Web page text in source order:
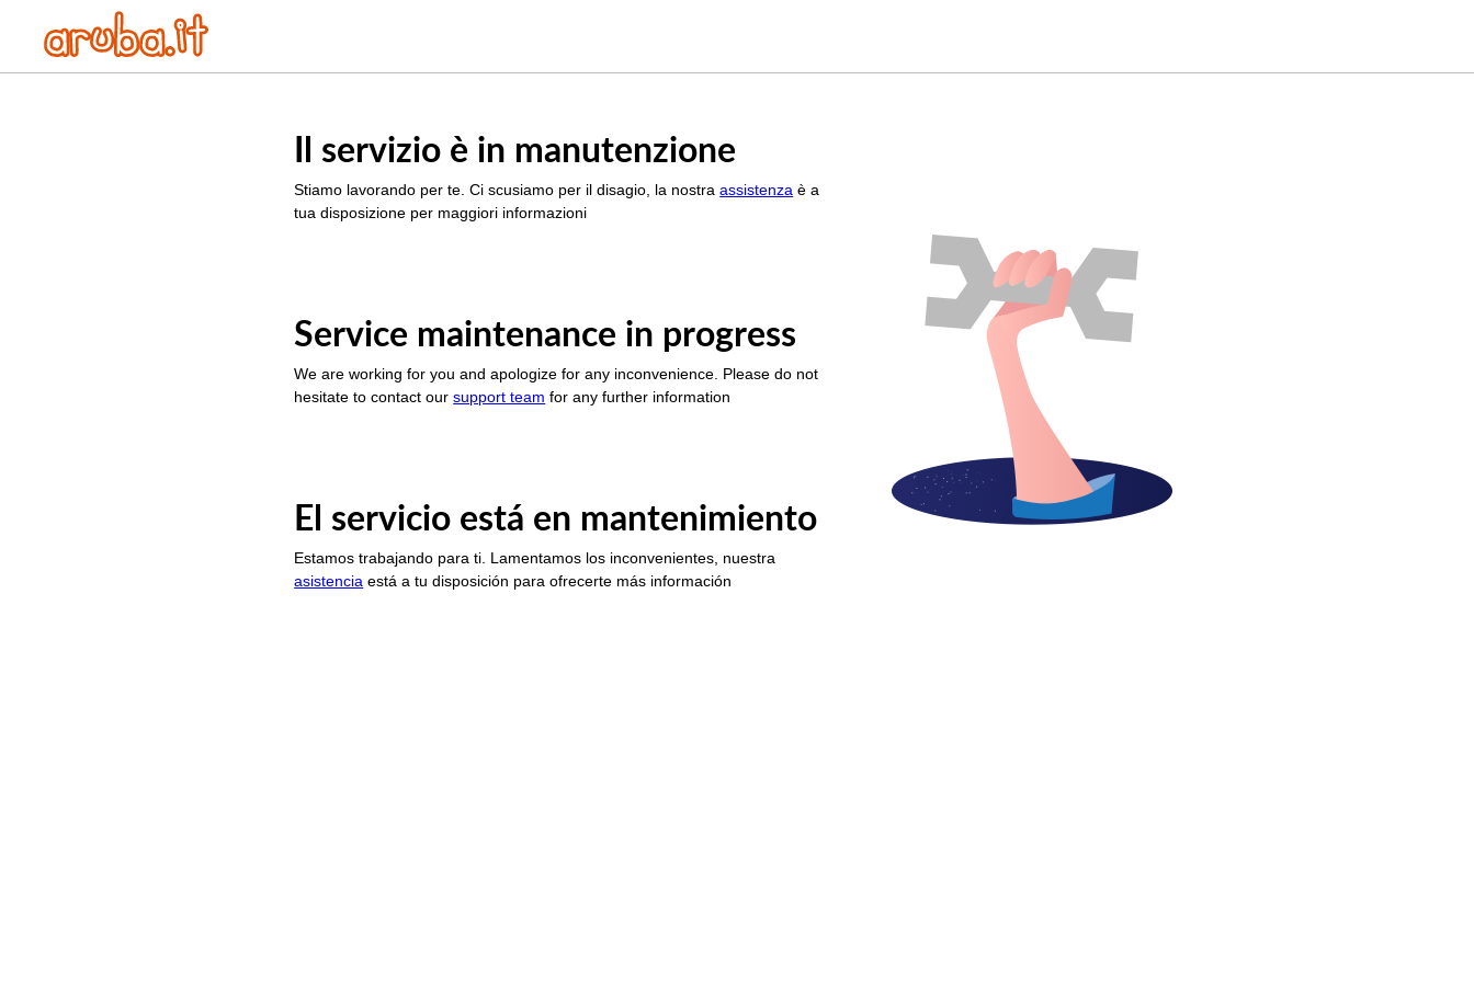
Il servizio è in manutenzione
Stiamo lavorando per te. Ci scusiamo per il disagio, la nostraassistenza è a
tua disposizione per maggiori informazioni
Service maintenance in progress
We are working for you and apologize for any inconvenience. Please do not
hesitate to contact oursupport team for any further information
El servicio está en mantenimiento
Estamos trabajando para ti. Lamentamos los inconvenientes, nuestra
asistencia está a tu disposición para ofrecerte más información